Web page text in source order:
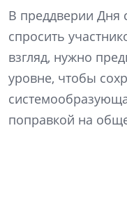
В преддверии Дня
спросить
взгляд, нужно
уровне, чтобы
поправкой на